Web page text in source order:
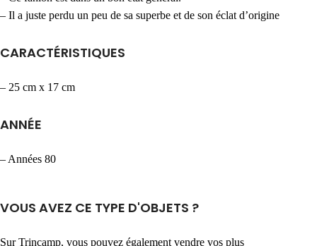
– Il a juste perdu un peu de sa superbe et de son éclat d’origine
CARACTÉRISTIQUES
– 25 cm x 17 cm
ANNÉE
– Années 80
VOUS AVEZ CE TYPE D'OBJETS ?
Sur Trincamp, vous pouvez également vendre vos plus